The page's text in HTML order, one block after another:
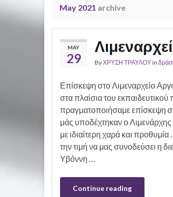
May 2021 archive
MAY
29 ByΧΡΥΣΗ ΤΡΑΥΛΟΥin
Επίσκεψη στο Λιμεναρχείο
στα πλαίσια του
πραγματοποιήσαμε επίσκεψη
μάς υποδέχτηκαν ο
με ιδιαίτερη χαρά και
την τιμή να μας συνοδεύσει η
Υβόννη …
Continue reading